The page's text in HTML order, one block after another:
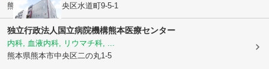
熊本県熊本市中央区水道町9-5-1
独立行政法人国立病院機構熊本医療センター
内科, 血液内科, リウマチ科, ...
熊本県熊本市中央区 二の丸1-5